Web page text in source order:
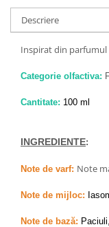
Descriere
Inspirat din parfumul
Categorie olfactiva:
Cantitate: 100 ml
INGREDIENTE:
Note de varf: Note
Note de mijloc:
Note de bază: